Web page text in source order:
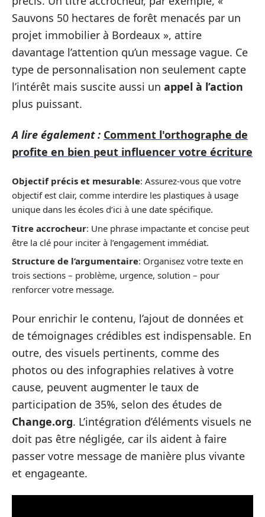
Sauvons 50 hectares de forêt menacés par un
projet immobilier à Bordeaux », attire
davantage l’attention qu’un message vague. Ce
type de personnalisation non seulement capte
l’intérêt mais suscite aussi un appel à l’action
plus puissant.
A lire également : Comment l'orthographe de
profite en bien peut influencer votre écriture
Objectif précis et mesurable: Assurez-vous que votre
objectif est clair, comme interdire les plastiques à usage
unique dans les écoles d’ici à une date spécifique.
Titre accrocheur: Une phrase impactante et concise peut
être la clé pour inciter à l’engagement immédiat.
Structure de l’argumentaire: Organisez votre texte en
trois sections – problème, urgence, solution – pour
renforcer votre message.
Pour enrichir le contenu, l’ajout de données et
de témoignages crédibles est indispensable. En
outre, des visuels pertinents, comme des
photos ou des infographies relatives à votre
cause, peuvent augmenter le taux de
participation de 35%, selon des études de
Change.org. L’intégration d’éléments visuels ne
doit pas être négligée, car ils aident à faire
passer votre message de manière plus vivante
et engageante.